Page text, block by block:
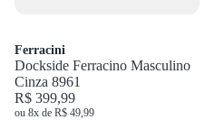
Ferracini
Dockside Ferracino Masculino
Cinza 8961
R$ 399,99
ou 8x de R$ 49,99